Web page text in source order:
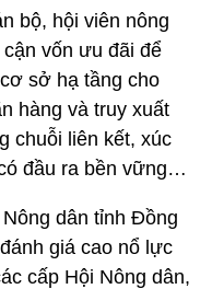
bộ, hội viên nông
vốn ưu đãi để
sở hạ tầng cho
hàng và truy xuất
chuỗi liên kết, xúc
đầu ra bền vững…
dân tỉnh Đồng
giá cao nổ lực
cấp Hội Nông dân,